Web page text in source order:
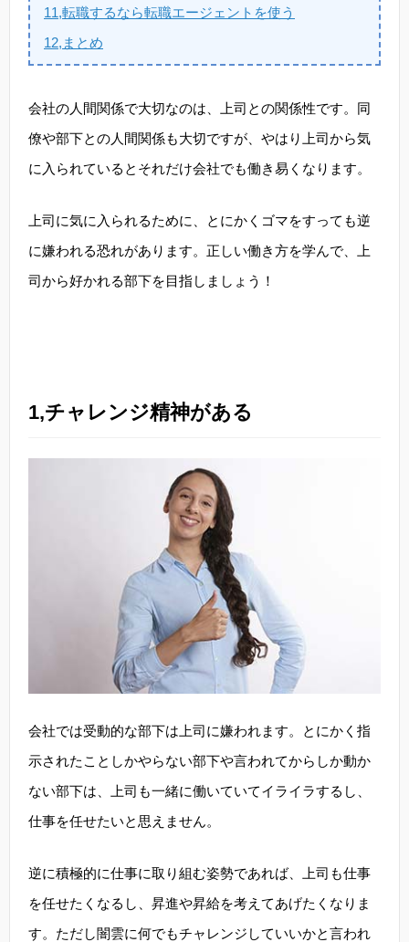
11,転職するなら転職エージェントを使う
12,まとめ
会社の人間関係で大切なのは、上司との関係性です。同
僚や部下との人間関係も大切ですが、やはり上司から気
に入られているとそれだけ会社でも働き易くなります。
上司に気に入られるために、とにかくゴマをすっても逆
に嫌われる恐れがあります。正しい働き方を学んで、上
司から好かれる部下を目指しましょう！
1,チャレンジ精神がある
会社では受動的な部下は上司に嫌われます。とにかく指
示されたことしかやらない部下や言われてからしか動か
ない部下は、上司も一緒に働いていてイライラするし、
仕事を任せたいと思えません。
逆に積極的に仕事に取り組む姿勢であれば、上司も仕事
を任せたくなるし、昇進や昇給を考えてあげたくなりま
す。ただし闇雲に何でもチャレンジしていいかと言われ